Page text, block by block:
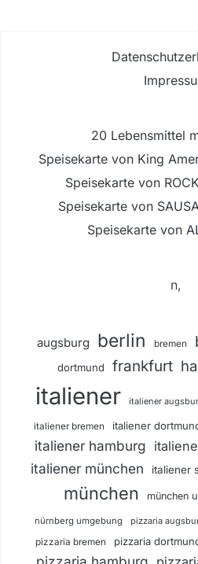
20 Lebensmittel
Speisekarte von King
Speisekarte von
Speisekarte von
Speisekarte von
n,
augsburg berlin bremen
dortmund frankfurt
italiener italiener
italiener bremen italiener
italiener hamburg
italiener münchen italiener
münchen münchen
nürnberg umgebung pizzaria
pizzaria bremen pizzaria